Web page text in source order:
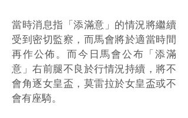
當時消息指「添滿意」的情況將繼續
受到密切監察，而馬會將於適當時間
再作公佈。而今日馬會公布「添滿
意」右前腿不良於行情況持續，將不
會角逐女皇盃，莫雷拉於女皇盃或不
會有座騎。